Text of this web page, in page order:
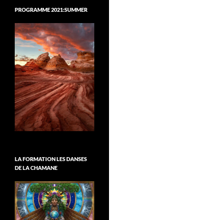
PROGRAMME 2021:SUMMER
LA FORMATION LES DANSES
DE LA CHAMANE